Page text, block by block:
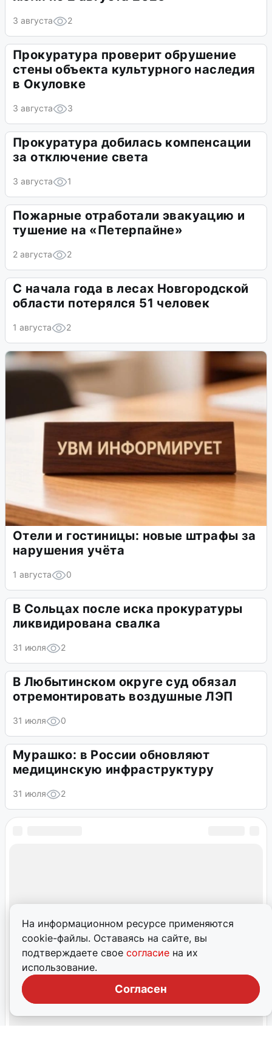
На информационном ресурсе применяются
cookie-файлы. Оставаясь на сайте, вы
подтверждаете свое согласие на их
использование.
Согласен
3 августа 2
Прокуратура проверит обрушение
стены объекта культурного наследия
в Окуловке
3 августа 3
Прокуратура добилась компенсации
за отключение света
3 августа 1
Пожарные отработали эвакуацию и
тушение на «Петерпайне»
2 августа 2
С начала года в лесах Новгородской
области потерялся 51 человек
1 августа 2
Отели и гостиницы: новые штрафы за
нарушения учёта
1 августа 0
В Сольцах после иска прокуратуры
ликвидирована свалка
31 июля 2
В Любытинском округе суд обязал
отремонтировать воздушные ЛЭП
31 июля 0
Мурашко: в России обновляют
медицинскую инфраструктуру
31 июля 2